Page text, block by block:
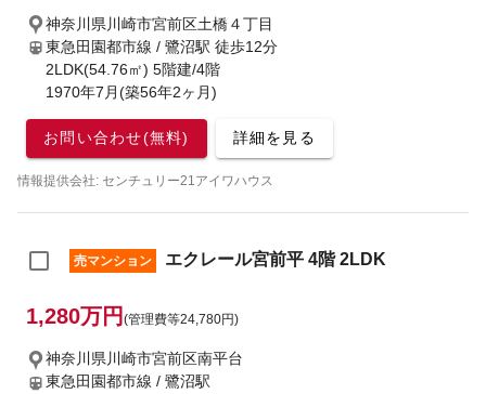
神奈川県川崎市宮前区土橋４丁目
東急田園都市線 / 鷺沼駅 徒歩12分
2LDK(54.76㎡) 5階建/4階
1970年7月(築56年2ヶ月)
お問い合わせ(無料) 詳細を見る
情報提供会社: センチュリー21アイワハウス
売マンション エクレール宮前平 4階 2LDK
1,280万円 (管理費等24,780円)
神奈川県川崎市宮前区南平台
東急田園都市線 / 鷺沼駅